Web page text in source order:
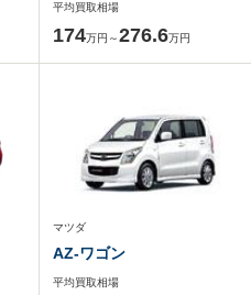
平均買取相場
174万円～276.6万円
マツダ
AZ-ワゴン
平均買取相場